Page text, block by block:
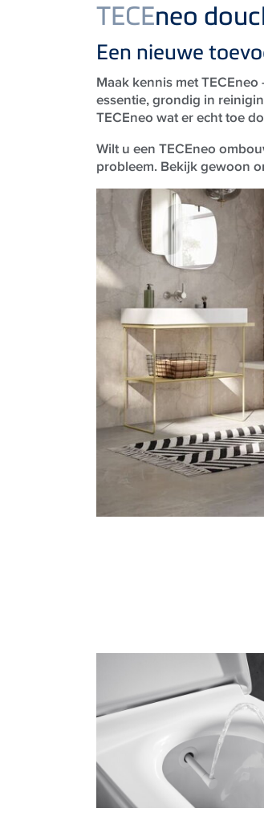
TECEneo
Een nieuwe
Maak kennis met
essentie, grondig in
TECEneo wat er echt toe
Wilt u een TECEneo
probleem. Bekijk gewoon